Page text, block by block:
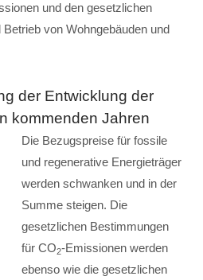
und den gesetzlichen
von Wohngebäuden und
der Entwicklung der
kommenden Jahren
Die Bezugspreise für fossile
und regenerative Energieträger
werden schwanken und in der
Summe steigen. Die
gesetzlichen Bestimmungen
für CO2-Emissionen werden
ebenso wie die gesetzlichen